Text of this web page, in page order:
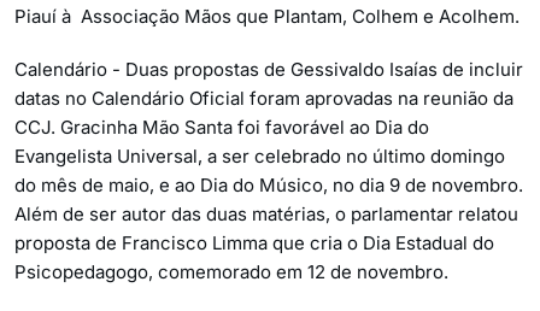
Piauí à Associação Mãos que Plantam, Colhem e Acolhem.
Calendário - Duas propostas de Gessivaldo Isaías de incluir
datas no Calendário Oficial foram aprovadas na reunião da
CCJ. Gracinha Mão Santa foi favorável ao Dia do
Evangelista Universal, a ser celebrado no último domingo
do mês de maio, e ao Dia do Músico, no dia 9 de novembro.
Além de ser autor das duas matérias, o parlamentar relatou
proposta de Francisco Limma que cria o Dia Estadual do
Psicopedagogo, comemorado em 12 de novembro.